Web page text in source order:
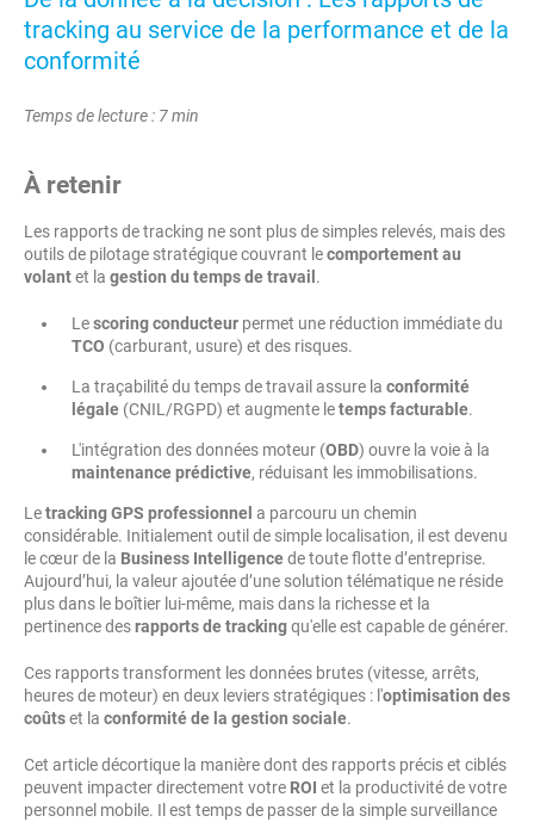
tracking au service de la performance et de la
conformité
Temps de lecture : 7 min
À retenir
Les rapports de tracking ne sont plus de simples relevés, mais des
outils de pilotage stratégique couvrant lecomportement au
volantet la gestion du temps de travail .
Lescoring conducteur permet une réduction immédiate du
TCO (carburant, usure) et des risques.
La traçabilité du temps de travail assure la conformité
légale (CNIL/RGPD) et augmente letemps facturable.
L'intégration des données moteur (OBD) ouvre la voie à la
maintenance prédictive, réduisant les immobilisations.
Letracking GPS professionnel a parcouru un chemin
considérable. Initialement outil de simple localisation, il est devenu
le cœur de la Business Intelligencede toute flotte d’entreprise.
Aujourd’hui, la valeur ajoutée d’une solution télématique ne réside
plus dans le boîtier lui-même, mais dans la richesse et la
pertinence desrapports de trackingqu'elle est capable de générer.
Ces rapports transforment les données brutes (vitesse, arrêts,
heures de moteur) en deux leviers stratégiques : l'optimisation des
coûtset la conformité de la gestion sociale.
Cet article décortique la manière dont des rapports précis et ciblés
peuvent impacter directement votre ROI et la productivité de votre
personnel mobile. Il est temps de passer de la simple surveillance